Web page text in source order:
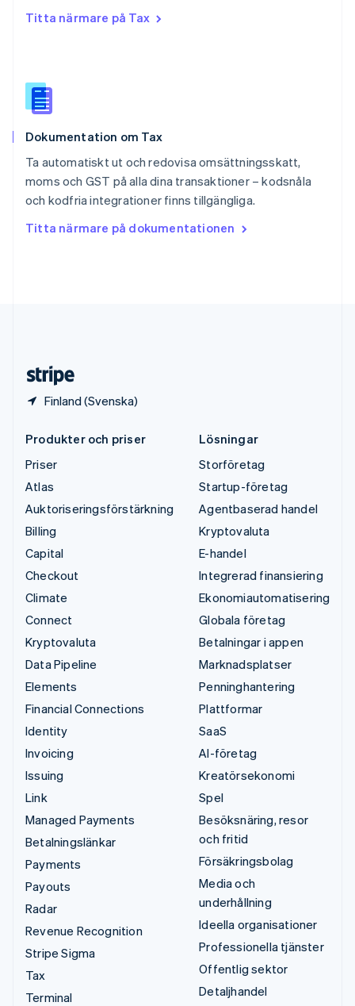
Titta närmare på Tax
Dokumentation om Tax
Ta automatiskt ut och redovisa omsättningsskatt,
moms och GST på alla dina transaktioner – kodsnåla
och kodfria integrationer finns tillgängliga.
Titta närmare på dokumentationen
Finland (Svenska)
Slovakien
Spanien
Español
English
Sverige
Thailand
ไทยEnglish
English
Produkter och priser
Priser
Atlas
Auktoriseringsförstärkning
Billing
Capital
Checkout
Climate
Connect
Kryptovaluta
Data Pipeline
Elements
Financial Connections
Identity
Invoicing
Issuing
Link
Managed Payments
Betalningslänkar
Payments
Payouts
Radar
Revenue Recognition
Stripe Sigma
Tax
Terminal
Lösningar
Storföretag
Startup-företag
Agentbaserad handel
Kryptovaluta
E-handel
Integrerad finansiering
Ekonomiautomatisering
Globala företag
Betalningar i appen
Marknadsplatser
Penninghantering
Plattformar
SaaS
AI-företag
Kreatörsekonomi
Spel
Besöksnäring, resor
och fritid
Försäkringsbolag
Media och
underhållning
Ideella organisationer
Professionella tjänster
Offentlig sektor
Detaljhandel